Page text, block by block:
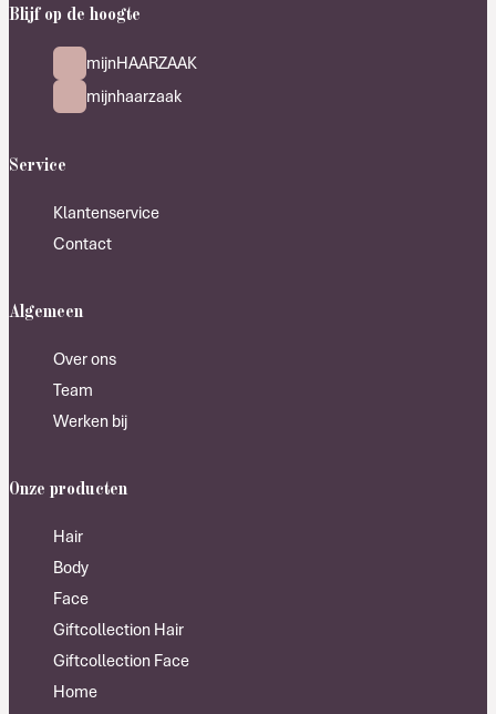
Blijf op de hoogte
mijnHAARZAAK
mijnhaarzaak
Service
Klantenservice
Contact
Algemeen
Over ons
Team
Werken bij
Onze producten
Hair
Body
Face
Giftcollection Hair
Giftcollection Face
Home